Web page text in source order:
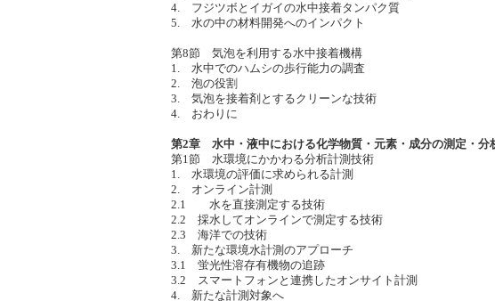
4. フジツボとイガイの水中接着タンパク質
5. 水の中の材料開発へのインパクト
第8節 気泡を利用する水中接着機構
1. 水中でのハムシの歩行能力の調査
2. 泡の役割
3. 気泡を接着剤とするクリーンな技術
4. おわりに
第2章 水中・液中における化学物質・元素・成分の測定・分
第1節 水環境にかかわる分析計測技術
1. 水環境の評価に求められる計測
2. オンライン計測
2.1 水を直接測定する技術
2.2 採水してオンラインで測定する技術
2.3 海洋での技術
3. 新たな環境水計測のアプローチ
3.1 蛍光性溶存有機物の追跡
3.2 スマートフォンと連携したオンサイト計測
4. 新たな計測対象へ